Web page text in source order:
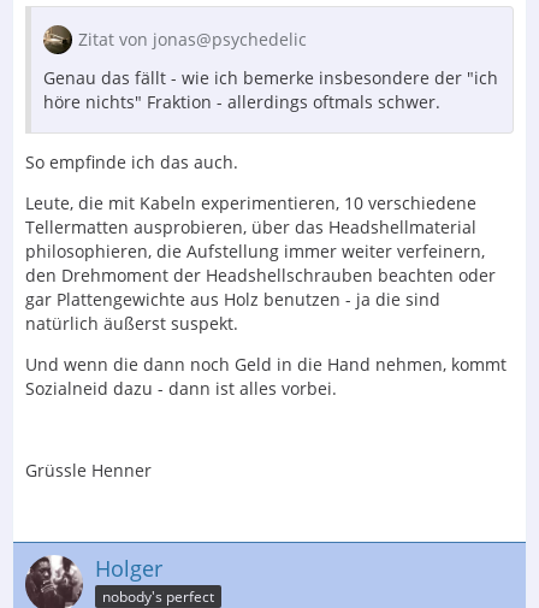
Zitat von jonas@psychedelic
Genau das fällt - wie ich bemerke insbesondere der "ich
höre nichts" Fraktion - allerdings oftmals schwer.
So empfinde ich das auch.
Leute, die mit Kabeln experimentieren, 10 verschiedene
Tellermatten ausprobieren, über das Headshellmaterial
philosophieren, die Aufstellung immer weiter verfeinern,
den Drehmoment der Headshellschrauben beachten oder
gar Plattengewichte aus Holz benutzen - ja die sind
natürlich äußerst suspekt.
Und wenn die dann noch Geld in die Hand nehmen, kommt
Sozialneid dazu - dann ist alles vorbei.
Grüssle Henner
Holger
nobody's perfect